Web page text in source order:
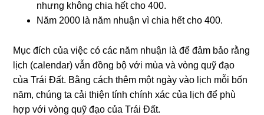
nhưng không chia hết cho 400.
Năm 2000 là năm nhuận vì chia hết cho 400.
Mục đích của việc có các năm nhuận là để đảm bảo rằng
lịch (calendar) vẫn đồng bộ với mùa và vòng quỹ đạo
của Trái Đất. Bằng cách thêm một ngày vào lịch mỗi bốn
năm, chúng ta cải thiện tính chính xác của lịch để phù
hợp với vòng quỹ đạo của Trái Đất.